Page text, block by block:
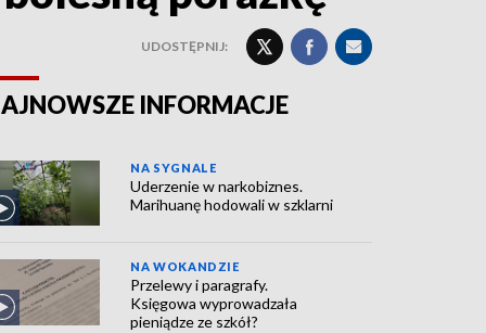
UDOSTĘPNIJ:
INFORMACJE
NA SYGNALE
Uderzenie w narkobiznes.
Marihuanę hodowali w szklarni
NA WOKANDZIE
Przelewy i paragrafy.
Księgowa wyprowadzała
pieniądze ze szkół?